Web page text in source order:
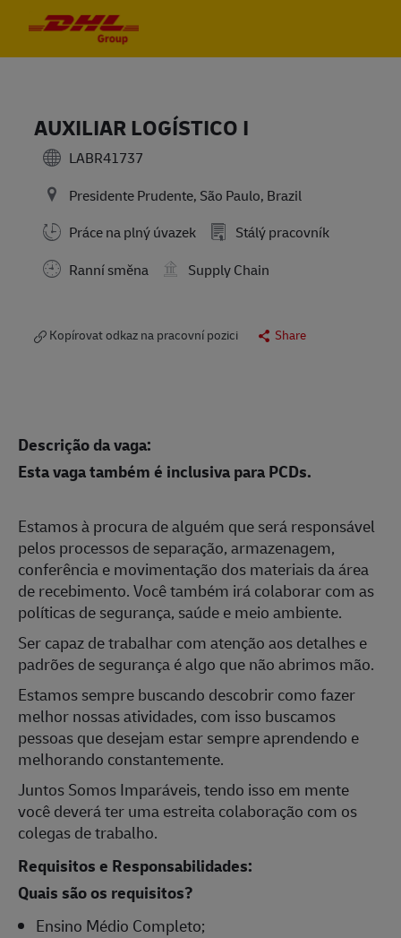
AUXILIAR LOGÍSTICO I
LABR41737
Presidente Prudente, São Paulo, Brazil
Práce na plný úvazek
Stálý pracovník
Ranní směna
Supply Chain
Kopírovat odkaz na pracovní pozici Share
Descrição da vaga:
Esta vaga também é inclusiva para PCDs.
Estamos à procura de alguém que será responsável
pelos processos de separação, armazenagem,
conferência e movimentação dos materiais da área
de recebimento. Você também irá colaborar com as
políticas de segurança, saúde e meio ambiente.
Ser capaz de trabalhar com atenção aos detalhes e
padrões de segurança é algo que não abrimos mão.
Estamos sempre buscando descobrir como fazer
melhor nossas atividades, com isso buscamos
pessoas que desejam estar sempre aprendendo e
melhorando constantemente.
Juntos Somos Imparáveis, tendo isso em mente
você deverá ter uma estreita colaboração com os
colegas de trabalho.
Requisitos e Responsabilidades:
Quais são os requisitos?
Ensino Médio Completo;